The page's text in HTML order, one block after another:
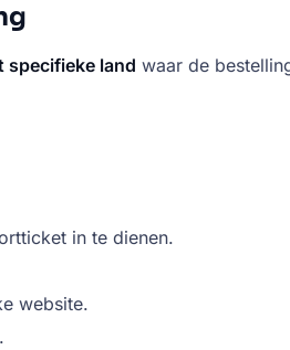
specifieke land waar de
in te dienen.
website.